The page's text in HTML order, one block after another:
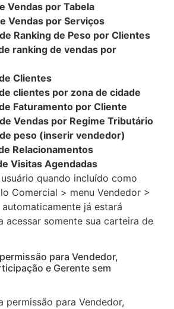
Vendas por Tabela
Vendas por Serviços
Ranking de Peso por Clientes
ranking de vendas por
Clientes
clientes por zona de cidade
Faturamento por Cliente
Vendas por Regime Tributário
peso (inserir vendedor)
Relacionamentos
Visitas Agendadas
usuário quando incluído como
Comercial > menu Vendedor >
já estará
acessar somente sua carteira de
para Vendedor,
e Gerente sem
permissão para Vendedor,